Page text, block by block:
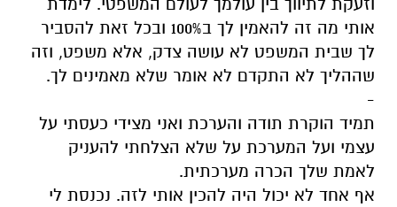
אותי מה זה להאמין לך ב100% ובכל זאת להסביר
לך שבית המשפט לא עושה צדק, אלא משפט, וזה
שההליך לא התקדם לא אומר שלא מאמינים לך.
-
תמיד הוקרת תודה והערכת ואני מצידי כעסתי על
עצמי ועל המערכת על שלא הצלחתי להעניק
לאמת שלך הכרה מערכתית.
אף אחד לא יכול היה להכין אותי לזה. נכנסת לי